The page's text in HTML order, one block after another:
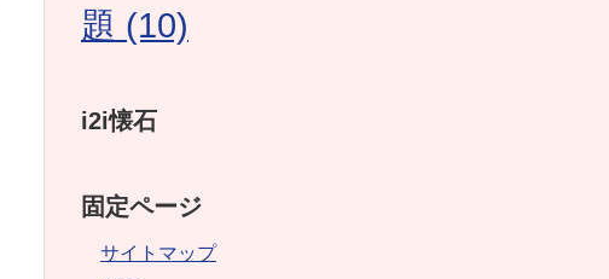
題 (10)
i2i懐石
固定ページ
サイトマップ